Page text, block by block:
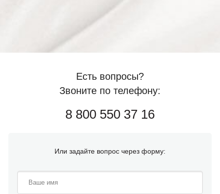
Есть вопросы?
Звоните по телефону:
8 800 550 37 16
Или задайте вопрос через форму: